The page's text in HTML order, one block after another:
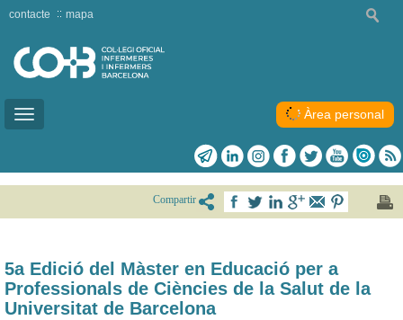
Toggle
contacte mapa
Àrea personal
Compartir
5a Edició del Màster en Educació per a
Professionals de Ciències de la Salut de la
Universitat de Barcelona